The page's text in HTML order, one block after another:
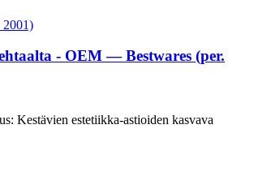
- OEM — Bestwares (per.
Kestävien estetiikka-astioiden kasvava